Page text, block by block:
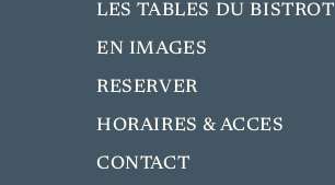
LES TABLES DU BISTROT
EN IMAGES
RESERVER
HORAIRES & ACCES
CONTACT